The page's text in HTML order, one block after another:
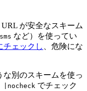
が安全なスキーム
sms など）を使ってい
チェックし 、危険にな
な別のスキームを使っ
|nocheck でチェック